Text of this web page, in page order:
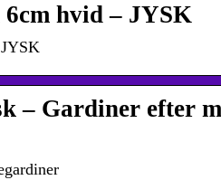
hvid – JYSK
– Gardiner efter